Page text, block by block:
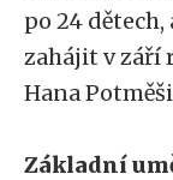
po 24
zahájit v září
Hana
Základní